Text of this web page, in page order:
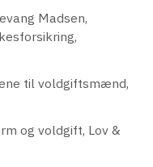
Madsen,
til voldgiftsmænd,
og voldgift, Lov &